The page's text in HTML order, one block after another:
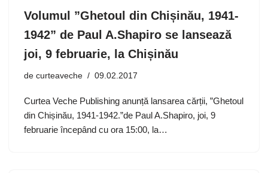
Volumul ”Ghetoul din Chișinău, 1941-
1942” de Paul A.Shapiro se lansează
joi, 9 februarie, la Chișinău
de curteaveche 09.02.2017
Curtea Veche Publishing anunță lansarea cărții, ”Ghetoul
din Chișinău, 1941-1942.”de Paul A.Shapiro, joi, 9
februarie începând cu ora 15:00, la…